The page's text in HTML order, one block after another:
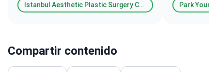
Istanbul Aesthetic Plastic Surgery Center
Park Young
Compartir contenido